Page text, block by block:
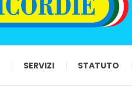
SERVIZI STATUTO